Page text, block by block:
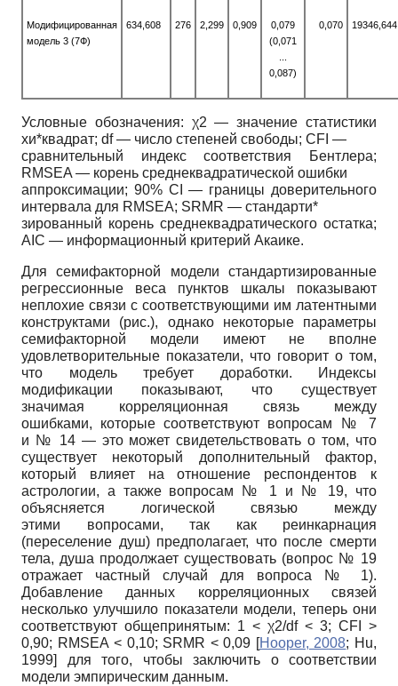
Модифицированная
модель 3 (7Ф)
634,608 276 2,299 0,909
0,079
(0,071
0,087)
0,070 19346,644
Условные обозначения: χ2 — значение статистики
хи*квадрат; df — число степеней свободы; CFI —
сравнительный индекс соответствия Бентлера;
RMSEA — корень среднеквадратической ошибки
аппроксимации; 90% CI — границы доверительного
интервала для RMSEA; SRMR — стандарти*
зированный корень среднеквадратического остатка;
AIC — информационный критерий Акаике.
Для семифакторной модели стандартизированные
регрессионные веса пунктов шкалы показывают
неплохие связи с соответствующими им латентными
конструктами (рис.), однако некоторые параметры
семифакторной модели имеют не вполне
удовлетворительные показатели, что говорит о том,
что модель требует доработки. Индексы
модификации показывают, что существует
значимая корреляционная связь между
ошибками, которые соответствуют вопросам № 7
и № 14 — это может свидетельствовать о том, что
существует некоторый дополнительный фактор,
который влияет на отношение респондентов к
астрологии, а также вопросам № 1 и № 19, что
объясняется логической связью между
этими вопросами, так как реинкарнация
(переселение душ) предполагает, что после смерти
тела, душа продолжает существовать (вопрос № 19
отражает частный случай для вопроса № 1).
Добавление данных корреляционных связей
несколько улучшило показатели модели, теперь они
соответствуют общепринятым: 1 < χ2/df < 3; CFI >
0,90; RMSEA < 0,10; SRMR < 0,09 [Hooper, 2008; Hu,
1999]
для того, чтобы заключить о соответствии
модели эмпирическим данным.